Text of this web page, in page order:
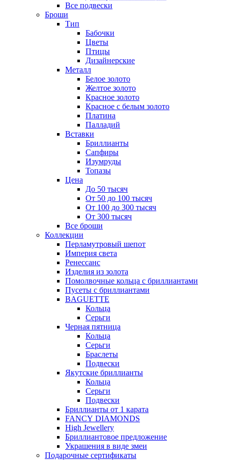
Все подвески
Броши
Тип
Бабочки
Цветы
Птицы
Дизайнерские
Металл
Белое золото
Желтое золото
Красное золото
Красное с белым золото
Платина
Палладий
Вставки
Бриллианты
Сапфиры
Изумруды
Топазы
Цена
До 50 тысяч
От 50 до 100 тысяч
От 100 до 300 тысяч
От 300 тысяч
Все броши
Коллекции
Перламутровый шепот
Империя света
Ренессанс
Изделия из золота
Помолвочные кольца с бриллиантами
Пусеты с бриллиантами
BAGUETTE
Кольца
Серьги
Черная пятница
Кольца
Серьги
Браслеты
Подвески
Якутские бриллианты
Кольца
Серьги
Подвески
Бриллианты от 1 карата
FANCY DIAMONDS
High Jewellery
Бриллиантовое предложение
Украшения в виде змеи
Подарочные сертификаты